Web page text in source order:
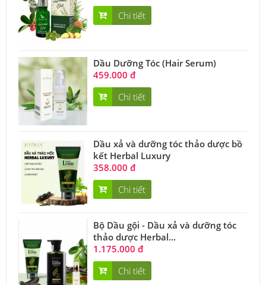
Chi tiết
Dầu Dưỡng Tóc (Hair Serum)
459.000 đ
Chi tiết
Dầu xả và dưỡng tóc thảo dược bồ
kết Herbal Luxury
358.000 đ
Chi tiết
Bộ Dầu gội - Dầu xả và dưỡng tóc
thảo dược Herbal...
1.175.000 đ
Chi tiết